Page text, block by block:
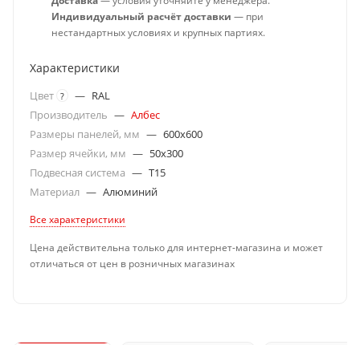
Индивидуальный расчёт доставки — при
нестандартных условиях и крупных партиях.
Характеристики
Цвет ? — RAL
Производитель — Албес
Размеры панелей, мм — 600x600
Размер ячейки, мм — 50x300
Подвесная система — T15
Материал — Алюминий
Все характеристики
Цена действительна только для интернет-магазина и может
отличаться от цен в розничных магазинах